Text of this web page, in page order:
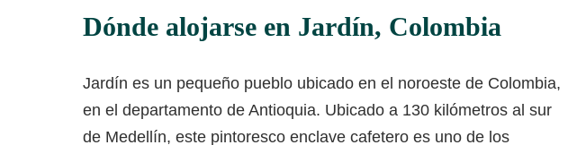
Dónde alojarse en Jardín, Colombia
Jardín es un pequeño pueblo ubicado en el noroeste de Colombia,
en el departamento de Antioquia. Ubicado a 130 kilómetros al sur
de Medellín, este pintoresco enclave cafetero es uno de los